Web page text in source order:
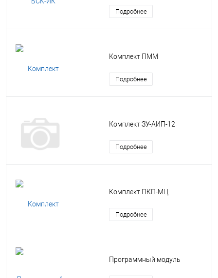
Подробнее
Комплект ПММ
Подробнее
Комплект ЗУ-АИП-12
Подробнее
Комплект ПКП-МЦ
Подробнее
Программный модуль